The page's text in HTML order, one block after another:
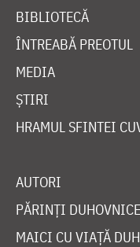
BIBLIOTECĂ
ÎNTREABĂ PREOTUL
MEDIA
ȘTIRI
HRAMUL SFINTEI
AUTORI
PĂRINȚI
MAICI CU VIAȚĂ